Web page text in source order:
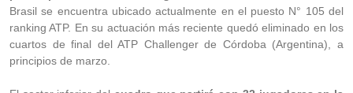
Brasil se encuentra ubicado actualmente en el puesto N° 105 del
ranking ATP. En su actuación más reciente quedó eliminado en los
cuartos de final del ATP Challenger de Córdoba (Argentina), a
principios de marzo.